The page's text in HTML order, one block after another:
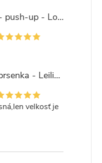
Dámska podprsenka - push-up - Lormar Saten Soft up
Dámska luxusná podprsenka - Leilieve 7743
velkosť je